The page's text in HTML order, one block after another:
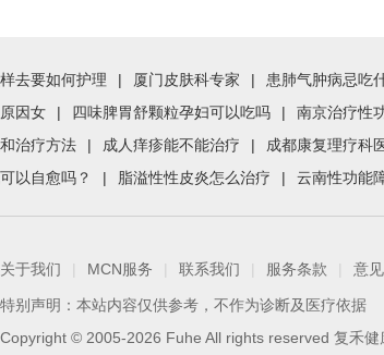
去要如何护理 | 厦门皮肤科专家 | 患肺气肿病忌吃
因女
| 四味脾胃舒颗粒孕妇可以吃吗 | 南京治疗性
治疗方法
| 成人痒疹能不能治疗 | 成都康复理疗科
以自愈吗？
| 脂溢性性皮炎怎么治疗 | 云南性功能
关于我们 MCN服务 联系我们 服务条款 意
特别声明：本站内容仅供参考，不作为诊断及医疗依据
Copyright © 2005-2026 Fuhe All rights reserved 复禾健